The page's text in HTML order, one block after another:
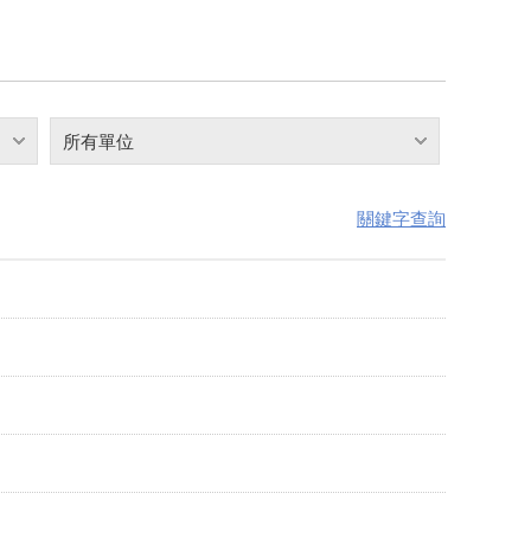
所有單位
關鍵字查詢